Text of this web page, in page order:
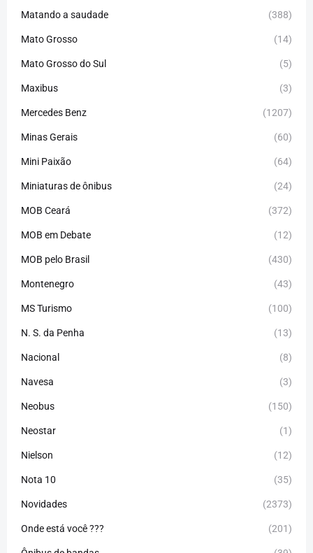
Matando a saudade (388)
Mato Grosso (14)
Mato Grosso do Sul (5)
Maxibus (3)
Mercedes Benz (1207)
Minas Gerais (60)
Mini Paixão (64)
Miniaturas de ônibus (24)
MOB Ceará (372)
MOB em Debate (12)
MOB pelo Brasil (430)
Montenegro (43)
MS Turismo (100)
N. S. da Penha (13)
Nacional (8)
Navesa (3)
Neobus (150)
Neostar (1)
Nielson (12)
Nota 10 (35)
Novidades (2373)
Onde está você ??? (201)